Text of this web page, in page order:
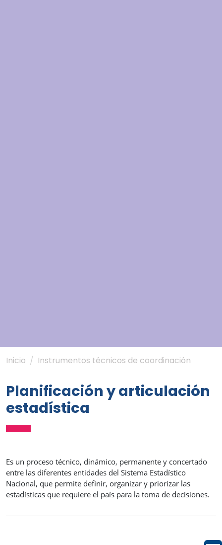
Inicio Instrumentos técnicos de coordinación
Planificación y articulación
estadística
Es un proceso técnico, dinámico, permanente y concertado
entre las diferentes entidades del Sistema Estadístico
Nacional, que permite definir, organizar y priorizar las
estadísticas que requiere el país para la toma de decisiones.